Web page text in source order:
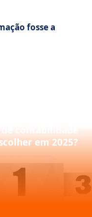
fosse a
contabilidade
em 2025?